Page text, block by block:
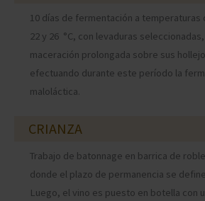
10 días de fermentación a
22 y 26 °C, con levaduras
maceración prolongada sobre sus
efectuando durante este período la
maloláctica.
CRIANZA
Trabajo de batonnage en barrica de
donde el plazo de permanencia se
Luego, el vino es puesto en botella con